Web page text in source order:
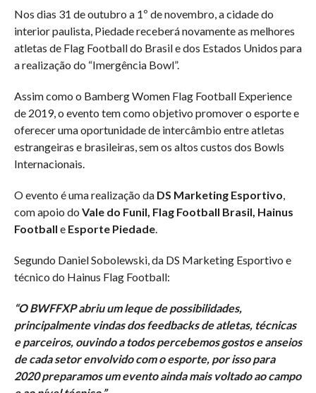
Nos dias 31 de outubro a 1º de novembro, a cidade do
interior paulista, Piedade receberá novamente as melhores
atletas de Flag Football do Brasil e dos Estados Unidos para
a realização do “Imergência Bowl”.
Assim como o Bamberg Women Flag Football Experience
de 2019, o evento tem como objetivo promover o esporte e
oferecer uma oportunidade de intercâmbio entre atletas
estrangeiras e brasileiras, sem os altos custos dos Bowls
Internacionais.
O evento é uma realização da DS Marketing Esportivo,
com apoio do Vale do Funil, Flag Football Brasil, Hainus
Football e Esporte Piedade.
Segundo Daniel Sobolewski, da DS Marketing Esportivo e
técnico do Hainus Flag Football:
“O BWFFXP abriu um leque de possibilidades,
principalmente vindas dos feedbacks de atletas, técnicas
e parceiros, ouvindo a todos percebemos gostos e anseios
de cada setor envolvido com o esporte, por isso para
2020 preparamos um evento ainda mais voltado ao campo